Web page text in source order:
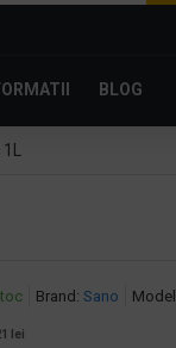
BLOG
Brand: Sano
lei